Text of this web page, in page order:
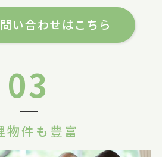
い合わせはこちら
03
物件も豊富